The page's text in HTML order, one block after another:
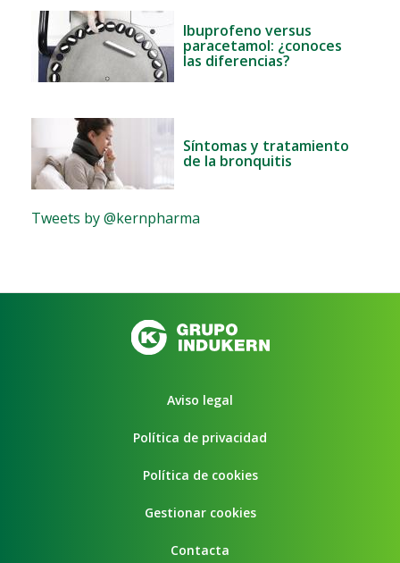
Ibuprofeno versus
paracetamol: ¿conoces
las diferencias?
Síntomas y tratamiento
de la bronquitis
Tweets by @kernpharma
Aviso legal
Política de privacidad
Política de cookies
Gestionar cookies
Contacta